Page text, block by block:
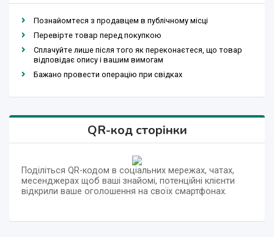
Познайомтеся з продавцем в публічному місці
Перевірте товар перед покупкою
Сплачуйте лише після того як переконаєтеся, що товар
відповідає опису і вашим вимогам
Бажано провести операцію при свідках
QR-код сторінки
Поділіться QR-кодом в соціальних мережах, чатах,
месенджерах щоб ваші знайомі, потенційні клієнти
відкрили ваше оголошення на своїх смартфонах.